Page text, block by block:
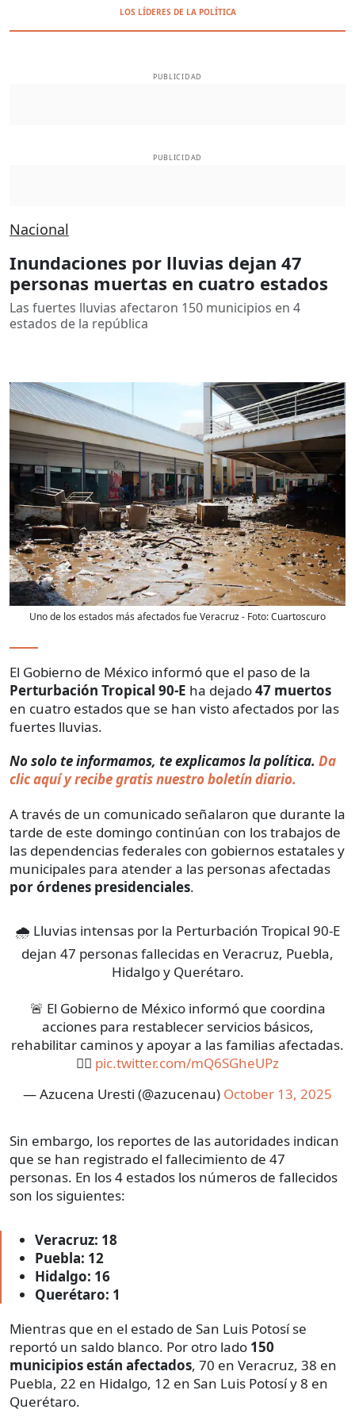
LOS LÍDERES DE LA POLÍTICA
PUBLICIDAD
PUBLICIDAD
Nacional
Inundaciones por lluvias dejan 47
personas muertas en cuatro estados
Las fuertes lluvias afectaron 150 municipios en 4
estados de la república
Uno de los estados más afectados fue Veracruz- Foto:Cuartoscuro
El Gobierno de México informó que el paso de la
Perturbación Tropical 90-E ha dejado47 muertos
en cuatro estados que se han visto afectados por las
fuertes lluvias.
No solo te informamos, te explicamos la política. Da
clic aquí y recibe gratis nuestro boletín diario.
A través de un comunicado señalaron que durante la
tarde de este domingo continúan con los trabajos de
las dependencias federales con gobiernos estatales y
municipales para atender a las personas afectadas
por órdenes presidenciales.
🌧️ Lluvias intensas por la Perturbación Tropical 90-E
dejan 47 personas fallecidas en Veracruz, Puebla,
Hidalgo y Querétaro.
🚨 El Gobierno de México informó que coordina
acciones para restablecer servicios básicos,
rehabilitar caminos y apoyar a las familias afectadas.
👇🏼 pic.twitter.com/mQ6SGheUPz
— Azucena Uresti (@azucenau) October 13, 2025
Sin embargo, los reportes de las autoridades indican
que se han registrado el fallecimiento de 47
personas. En los 4 estados los números de fallecidos
son los siguientes:
Veracruz: 18
Puebla: 12
Hidalgo: 16
Querétaro: 1
Mientras que en el estado de San Luis Potosí se
reportó un saldo blanco. Por otro lado 150
municipios están afectados, 70 en Veracruz, 38 en
Puebla, 22 en Hidalgo, 12 en San Luis Potosí y 8 en
Querétaro.